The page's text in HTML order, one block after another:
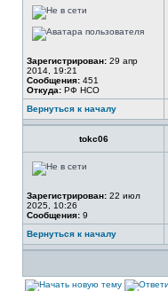
Зарегистрирован: 29 апр
2014, 19:21
Сообщения: 451
Откуда: РФ НСО
Вернуться к началу
tokc06
Зарегистрирован: 22 июл
2025, 10:26
Сообщения: 9
Вернуться к началу